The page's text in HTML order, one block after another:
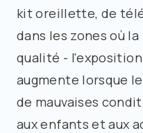
kit oreillette, de
dans les zones où
qualité -
augmente lorsque
de mauvaises
aux enfants et aux